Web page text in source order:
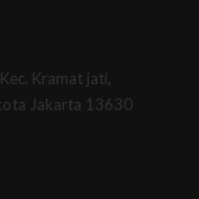
Kramat jati,
Jakarta 13630